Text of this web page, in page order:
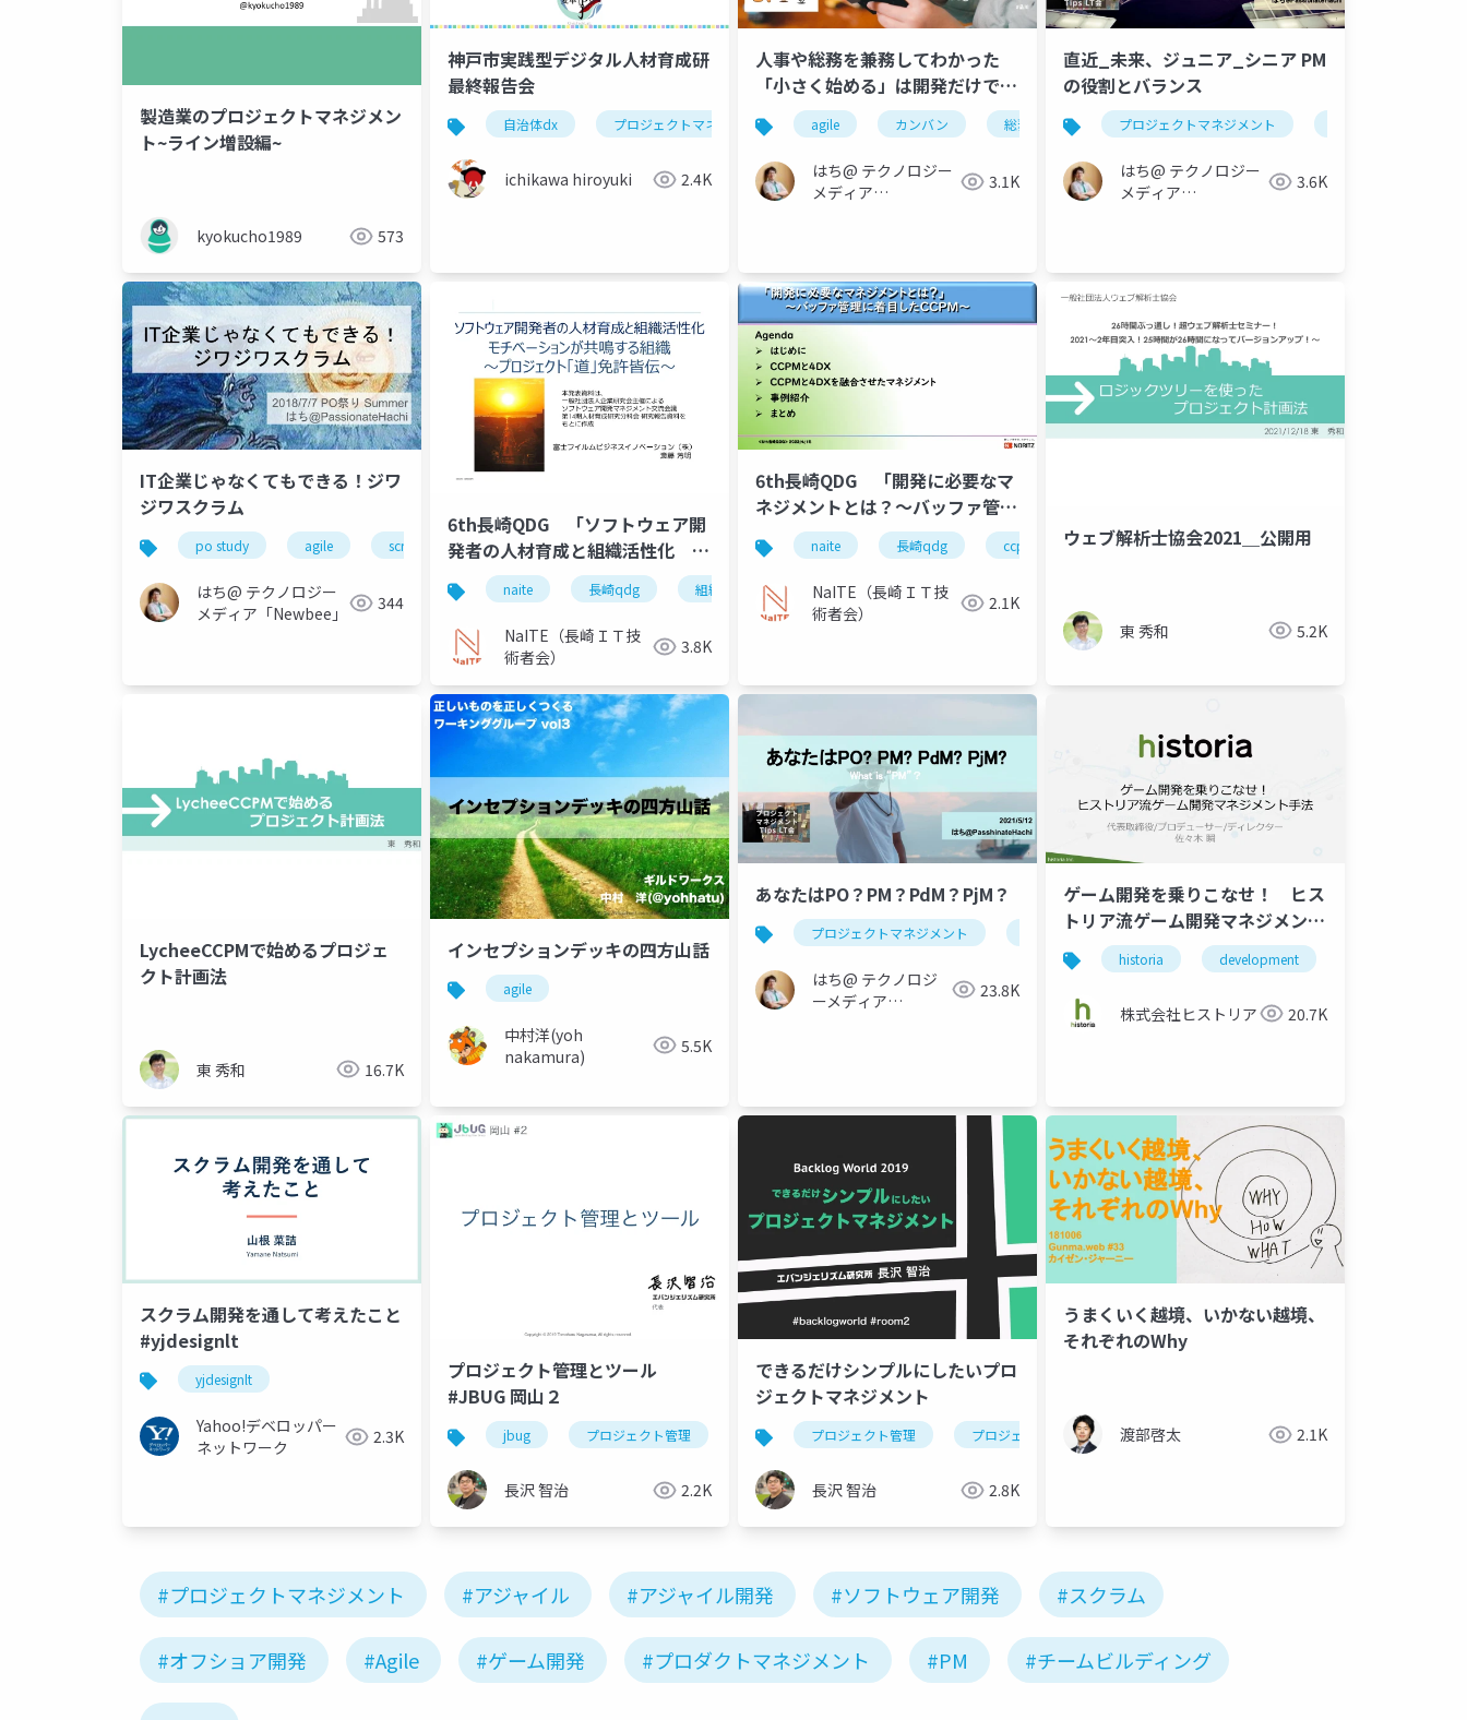
製造業のプロジェクトマネジメン
ト~ライン増設編~
kyokucho1989 573
神戸市実践型デジタル人材育成研
最終報告会
自治体dx プロジェクトマネジメント マインドチェンジ
ichikawa hiroyuki 2.4K
人事や総務を兼務してわかった
「小さく始める」は開発だけでは
ないということ
agile カンバン 総務 人事 scrum scrum fest osaka
はち@ テクノロジー
メディア
3.1K
直近_未来、ジュニア_シニア PM
の役割とバランス
プロジェクトマネジメント
はち@ テクノロジー
メディア
3.6K
IT企業じゃなくてもできる！ジワ
ジワスクラム
po study agile scrum product owner product manager
はち@ テクノロジー
メディア「Newbee」
344
6th長崎QDG 「ソフトウェア開
発者の人材育成と組織活性化 ～
モチベーションが共鳴する組織
「プロジェクト道免許皆伝」」
naite 長崎qdg 組織活性化 モチベーション
NaITE（長崎ＩＴ技
術者会）
3.8K
6th長崎QDG 「開発に必要なマ
ネジメントとは？～バッファ管理
に着目したCCPM～」
naite 長崎qdg ccpm
NaITE（長崎ＩＴ技
術者会）
2.1K
ウェブ解析士協会2021＿公開用
東 秀和 5.2K
LycheeCCPMで始めるプロジェ
クト計画法
東 秀和 16.7K
インセプションデッキの四方山話
agile
中村洋(yoh
nakamura)
5.5K
あなたはPO？PM？PdM？PjM？
プロジェクトマネジメント project management プロダクトマネジメント
はち@ テクノロジ
ーメディア
23.8K
ゲーム開発を乗りこなせ！ ヒス
トリア流ゲーム開発マネジメント
手法
historia development
株式会社ヒストリア 20.7K
スクラム開発を通して考えたこと
#yjdesignlt
yjdesignlt
Yahoo!デベロッパー
ネットワーク
2.3K
プロジェクト管理とツール
#JBUG 岡山２
jbug プロジェクト管理 プロジェクトマネジメント
長沢 智治 2.2K
できるだけシンプルにしたいプロ
ジェクトマネジメント
プロジェクト管理 プロジェクトマネジメント
長沢 智治 2.8K
うまくいく越境、いかない越境、
それぞれのWhy
渡部啓太 2.1K
#プロジェクトマネジメント #アジャイル #アジャイル開発 #ソフトウェア開発 #スクラム
#オフショア開発 #Agile #ゲーム開発 #プロダクトマネジメント #PM #チームビルディング